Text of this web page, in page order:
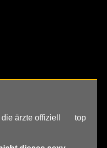
die ärzte offiziell top